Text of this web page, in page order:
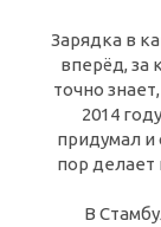
Зарядка в
вперёд, за
точно
2014
придумал и
пор делает
В